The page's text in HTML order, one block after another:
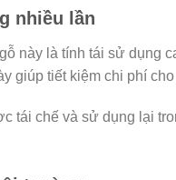
nhiều lần
này là tính tái sử dụng
giúp tiết kiệm chi phí
tái chế và sử dụng lại